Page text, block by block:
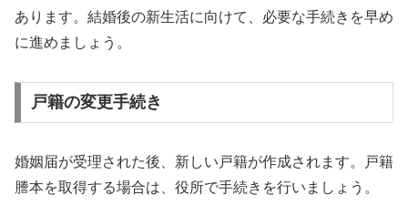
あります。結婚後の新生活に向けて、必要な手続きを早め
に進めましょう。
戸籍の変更手続き
婚姻届が受理された後、新しい戸籍が作成されます。戸籍
謄本を取得する場合は、役所で手続きを行いましょう。